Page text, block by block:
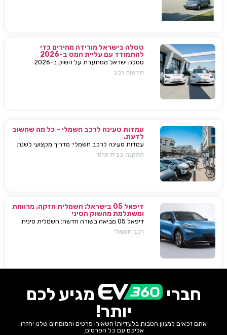
טסלה בישראל מורידה מחירים כדי
להתמודד עם עליית המס ב-2026
טסלה ישראל מסתערת על השוק ב-2026
ומבצעת הפחתות מחירים של עשרות אלפי שקלים
חדשות רכב
עמדות טעינה לרכב חשמלי – כל מה שחשוב
לדעת.
עמדות טעינה לרכב חשמלי: מדריך מקצועי לשנת
2025. בחירת עמדת טעינה, התקנה בבית או
התקנה בבית פרטי
דיפאל 05 בישראל: חשמלית חזקה, מרווחת
ומשתלמת מהשוק הסיני
דיפאל 05 מביאה בשורה חדשה: חשמלית סינית
חזקה, גדולה וזולה שמאיימת לערער את מתחרות
רכב חשמלי
חברי
מגיע לכם
יותר!
אתם זכאים למגוון הטבות בלעדיות! השאירו פרטים והמומחים שלנו יחזרו
אליכם עם כל הפרטים.